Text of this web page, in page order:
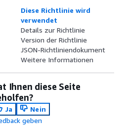
Diese Richtlinie wird
verwendet
Details zur Richtlinie
Version der Richtlinie
JSON-Richtliniendokument
Weitere Informationen
Ihnen diese Seite
Ja
Nein
geben